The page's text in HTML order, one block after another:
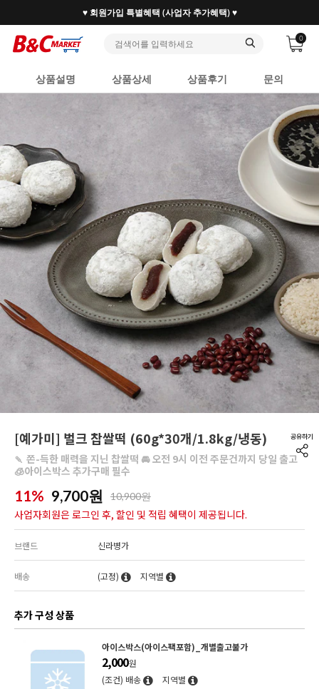
30만 홈베이커 1.2만 사업자가 즐겨찾는 마켓리더
0
상품설명 상품상세 상품후기 문의
[예가미] 벌크 찹쌀떡 (60g*30개/1.8kg/냉동)
🍡 쫀-득한 매력을 지닌 찹쌀떡 🚘 오전 9시 이전 주문건까지 당일 출고
🧊아이스박스 추가구매 필수
11% 9,700원 10,900원
사업자회원은 로그인 후, 할인 및 적립 혜택이 제공됩니다.
브랜드 신라병가
배송 (고정) 지역별
추가 구성 상품
아이스박스(아이스팩포함)_개별출고불가
2,000원
(조건) 배송
지역별